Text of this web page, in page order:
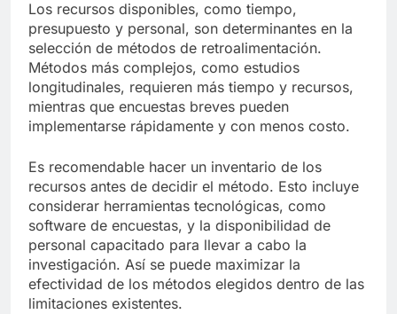
Los recursos disponibles, como tiempo,
presupuesto y personal, son determinantes en la
selección de métodos de retroalimentación.
Métodos más complejos, como estudios
longitudinales, requieren más tiempo y recursos,
mientras que encuestas breves pueden
implementarse rápidamente y con menos costo.
Es recomendable hacer un inventario de los
recursos antes de decidir el método. Esto incluye
considerar herramientas tecnológicas, como
software de encuestas, y la disponibilidad de
personal capacitado para llevar a cabo la
investigación. Así se puede maximizar la
efectividad de los métodos elegidos dentro de las
limitaciones existentes.